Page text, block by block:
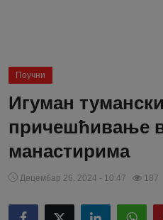
Поучни
Игуман
причешћивање
манастирима
Децембар 26, 2024 - 10:47 187